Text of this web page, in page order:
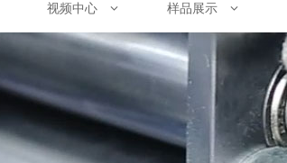
视频中心 样品展示